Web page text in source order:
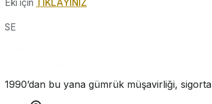
Eki için TIKLAYINIZ
SE
1990’dan bu yana gümrük müşavirliği,